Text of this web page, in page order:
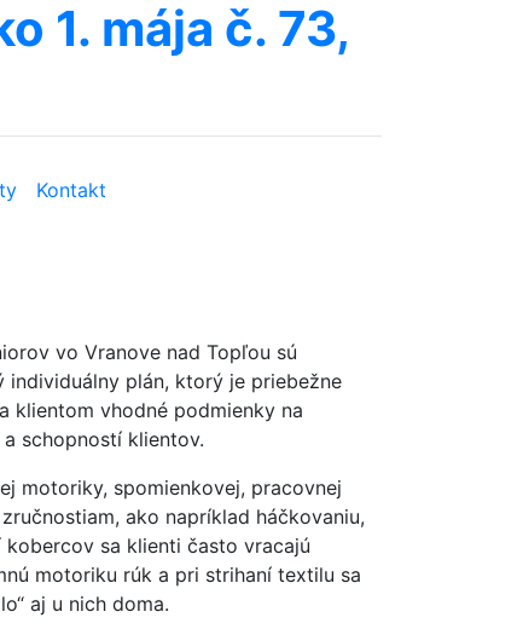
1. mája č. 73,
Kontakt
vo Vranove nad Topľou sú
plán, ktorý je priebežne
klientom vhodné podmienky na
schopností klientov.
motoriky, spomienkovej, pracovnej
ako napríklad háčkovaniu,
sa klienti často vracajú
motoriku rúk a pri strihaní textilu sa
aj u nich doma.